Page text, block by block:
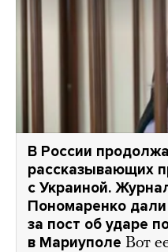
В России
рассказывающих
с Украиной.
Пономаренко
за пост об ударе
в Мариуполе Вот